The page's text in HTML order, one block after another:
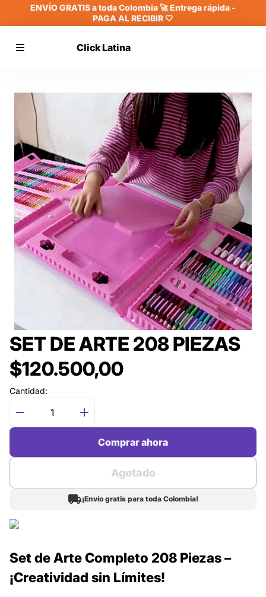
ENVÍO GRATIS a toda Colombia 🚀 Entrega rápida -
PAGA AL RECIBIR 🤍
Click Latina
SET DE ARTE 208 PIEZAS
$120.500,00
Cantidad:
Comprar ahora
Agotado
¡Envío gratis para toda Colombia!
Set de Arte Completo 208 Piezas –
¡Creatividad sin Límites!